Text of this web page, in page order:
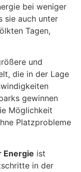
bei weniger
sie auch unter
Tagen,
und
die in der Lage
gewinnen
Möglichkeit
Platzprobleme
Energie ist
in der